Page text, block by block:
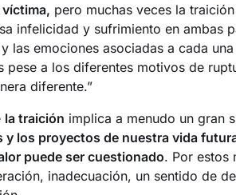
pero muchas veces la
infelicidad y sufrimiento en ambas
las emociones asociadas a cada
pese a los diferentes motivos de
diferente.”
la traición implica a menudo un gran
y los proyectos de nuestra vida
puede ser cuestionado. Por estos
inadecuación, un sentido de